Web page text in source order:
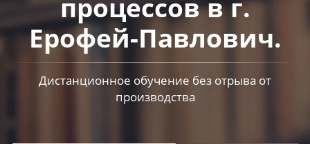
процессов в г.
Ерофей-Павлович.
Дистанционное обучение без отрыва от
производства